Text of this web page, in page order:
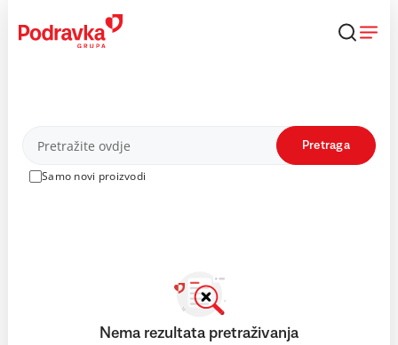
content
Proizvodi
Samo novi proizvodi
Pretraga
Nema rezultata pretraživanja